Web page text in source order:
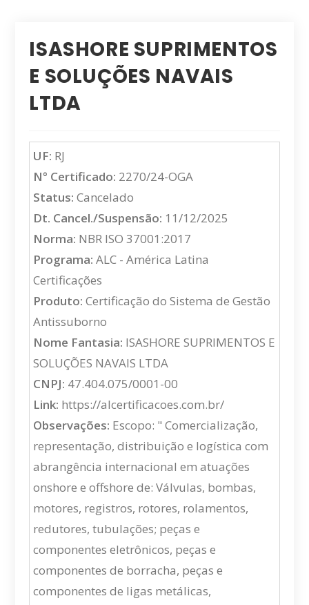
ISASHORE SUPRIMENTOS
E SOLUÇÕES NAVAIS
LTDA
UF: RJ
N° Certificado: 2270/24-OGA
Status: Cancelado
Dt. Cancel./Suspensão: 11/12/2025
Norma: NBR ISO 37001:2017
Programa: ALC - América Latina
Certificações
Produto: Certificação do Sistema de Gestão
Antissuborno
Nome Fantasia: ISASHORE SUPRIMENTOS E
SOLUÇÕES NAVAIS LTDA
CNPJ: 47.404.075/0001-00
Link: https://alcertificacoes.com.br/
Observações: Escopo: " Comercialização,
representação, distribuição e logística com
abrangência internacional em atuações
onshore e offshore de: Válvulas, bombas,
motores, registros, rotores, rolamentos,
redutores, tubulações; peças e
componentes eletrônicos, peças e
componentes de borracha, peças e
componentes de ligas metálicas,